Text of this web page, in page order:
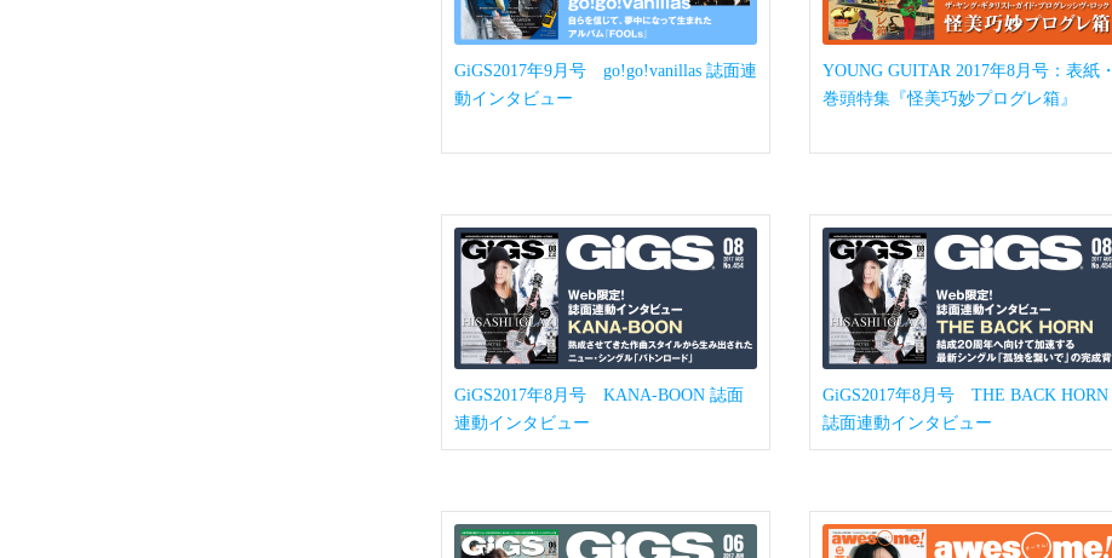
GiGS2017年9月号 go!go!vanillas 誌面連
動インタビュー
YOUNG GUITAR 2017年8月号：表紙・
巻頭特集『怪美巧妙プログレ箱』
GiGS2017年8月号 KANA-BOON 誌面
連動インタビュー
GiGS2017年8月号 THE BACK HORN
誌面連動インタビュー